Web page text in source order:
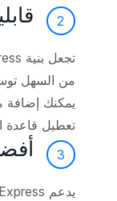
2
من السهل
يمكنك
تعطيل قاعدة
3